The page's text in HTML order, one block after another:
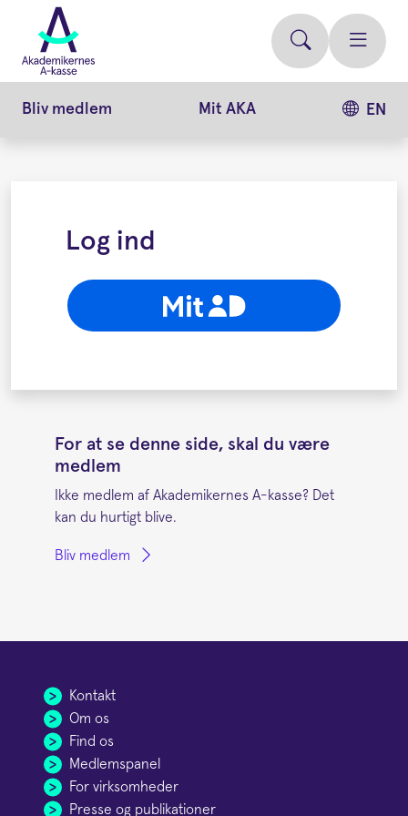
videre
hovedindhold
Bliv medlem Mit AKA EN
Log ind
For at se denne side, skal du være
medlem
Ikke medlem af Akademikernes A-kasse? Det
kan du hurtigt blive.
Bliv medlem
Kontakt
Om os
Find os
Medlemspanel
For virksomheder
Presse og publikationer